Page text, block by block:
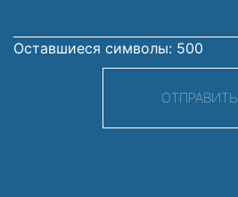
Оставшиеся символы: 500
ОТПРАВИТЬ